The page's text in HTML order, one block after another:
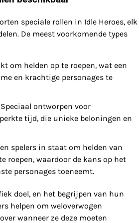
speciale rollen in Idle Heroes, elk
De meest voorkomende types
om helden op te roepen, wat een
en krachtige personages te
Speciaal ontworpen voor
tijd, die unieke beloningen en
spelers in staat om helden van
roepen, waardoor de kans op het
personages toeneemt.
doel, en het begrijpen van hun
helpen om weloverwogen
wanneer ze deze moeten